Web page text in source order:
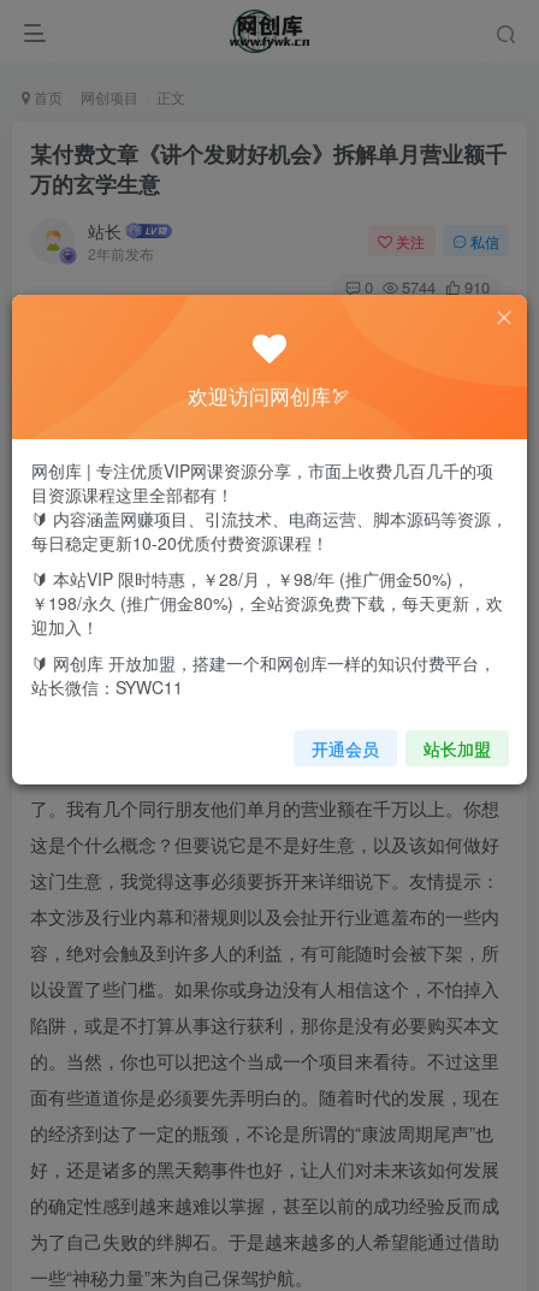
首页 网创项目 正文
某付费文章《讲个发财好机会》拆解单月营业额千
万的玄学生意
站长
2年前发布
关注 私信
0 5744 910
PS：本篇文章不仅是玄学行业的白皮书，也详细做了国潮的
行业分析以及该如何运用国潮赋能和未来发展的趋势，全文
共7000字，建议打印保存反复阅读。个人保守估值此文价值
至少上万元。玄学是门好生意吗？显明作为从事多年的专业
者，可以很负责任的告诉你：这个行业非常赚钱。能赚到什
么地步？可以说是一本千万利，已经不能仅仅用赚钱来形容
了。我有几个同行朋友他们单月的营业额在千万以上。你想
这是个什么概念？但要说它是不是好生意，以及该如何做好
这门生意，我觉得这事必须要拆开来详细说下。友情提示：
本文涉及行业内幕和潜规则以及会扯开行业遮羞布的一些内
容，绝对会触及到许多人的利益，有可能随时会被下架，所
以设置了些门槛。如果你或身边没有人相信这个，不怕掉入
陷阱，或是不打算从事这行获利，那你是没有必要购买本文
的。当然，你也可以把这个当成一个项目来看待。不过这里
面有些道道你是必须要先弄明白的。随着时代的发展，现在
的经济到达了一定的瓶颈，不论是所谓的“康波周期尾声”也
好，还是诸多的黑天鹅事件也好，让人们对未来该如何发展
的确定性感到越来越难以掌握，甚至以前的成功经验反而成
为了自己失败的绊脚石。于是越来越多的人希望能通过借助
一些“神秘力量”来为自己保驾护航。
欢迎访问网创库🏹
网创库 | 专注优质VIP网课资源分享，市面上收费几百几千的项
目资源课程这里全部都有！
🔰 内容涵盖网赚项目、引流技术、电商运营、脚本源码等资源，
每日稳定更新10-20优质付费资源课程！
🔰 本站VIP 限时特惠，￥28/月，￥98/年 (推广佣金50%)，
￥198/永久 (推广佣金80%)，全站资源免费下载，每天更新，欢
迎加入！
🔰 网创库 开放加盟，搭建一个和网创库一样的知识付费平台，
站长微信：SYWC11
开通会员 站长加盟